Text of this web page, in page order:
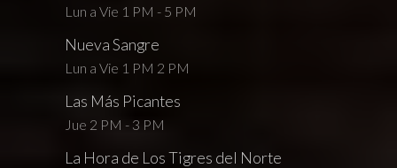
Lun a Vie 1 PM - 5 PM
Nueva Sangre
Lun a Vie 1 PM 2 PM
Las Más Picantes
Jue 2 PM - 3 PM
La Hora de Los Tigres del Norte